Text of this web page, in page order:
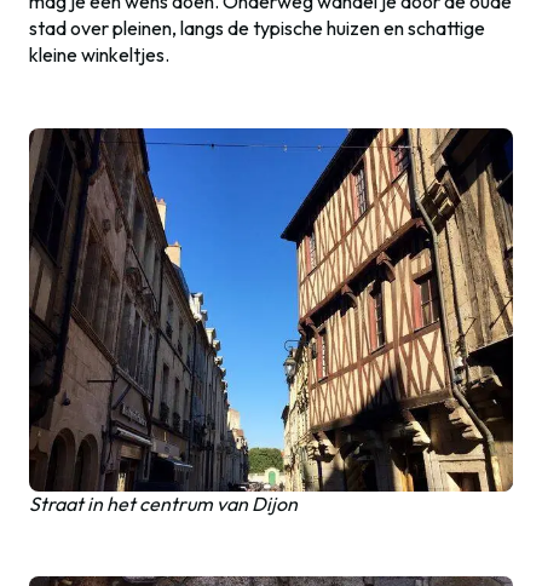
stad over pleinen, langs de typische huizen en schattige
kleine winkeltjes.
Straat in het centrum van Dijon